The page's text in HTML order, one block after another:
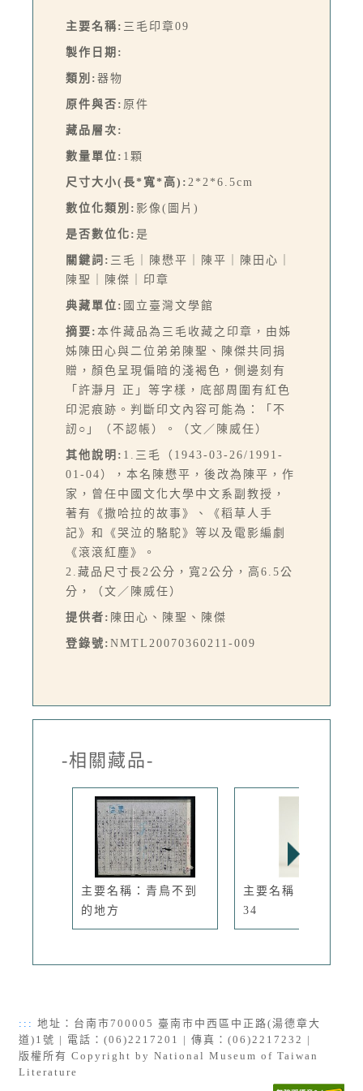
主要名稱: 三毛印章09
製作日期:
類別: 器物
原件與否: 原件
藏品層次:
數量單位: 1顆
尺寸大小(長*寬*高): 2*2*6.5cm
數位化類別: 影像(圖片)
是否數位化: 是
關鍵詞: 三毛｜陳懋平｜陳平｜陳田心｜
陳聖｜陳傑｜印章
典藏單位: 國立臺灣文學館
摘要: 本件藏品為三毛收藏之印章，由姊
姊陳田心與二位弟弟陳聖、陳傑共同捐
贈，顏色呈現偏暗的淺褐色，側邊刻有
「許瀞月 正」等字樣，底部周圍有紅色
印泥痕跡。判斷印文內容可能為：「不
訒○」（不認帳）。（文／陳威任）
其他說明: 1.三毛（1943-03-26/1991-
01-04），本名陳懋平，後改為陳平，作
家，曾任中國文化大學中文系副教授，
著有《撒哈拉的故事》、《稻草人手
記》和《哭泣的駱駝》等以及電影編劇
《滾滾紅塵》。
2.藏品尺寸長2公分，寬2公分，高6.5公
分，（文／陳威任）
提供者: 陳田心、陳聖、陳傑
登錄號: NMTL20070360211-009
-相關藏品-
主要名稱：青鳥不到
的地方
主要名稱：三毛印章
34
::: 地址：台南市700005 臺南市中西區中正路(湯德章大
道)1號 | 電話：(06)2217201 | 傳真：(06)2217232 |
版權所有 Copyright by National Museum of Taiwan
Literature